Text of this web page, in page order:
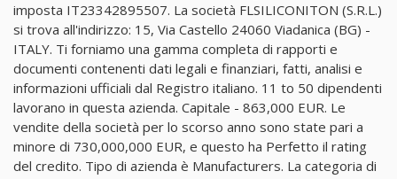
imposta IT23342895507. La società FLSILICONITON (S.R.L.)
si trova all'indirizzo: 15, Via Castello 24060 Viadanica (BG) -
ITALY. Ti forniamo una gamma completa di rapporti e
documenti contenenti dati legali e finanziari, fatti, analisi e
informazioni ufficiali dal Registro italiano. 11 to 50 dipendenti
lavorano in questa azienda. Capitale - 863,000 EUR. Le
vendite della società per lo scorso anno sono state pari a
minore di 730,000,000 EUR, e questo ha Perfetto il rating
del credito. Tipo di azienda è Manufacturers. La categoria di